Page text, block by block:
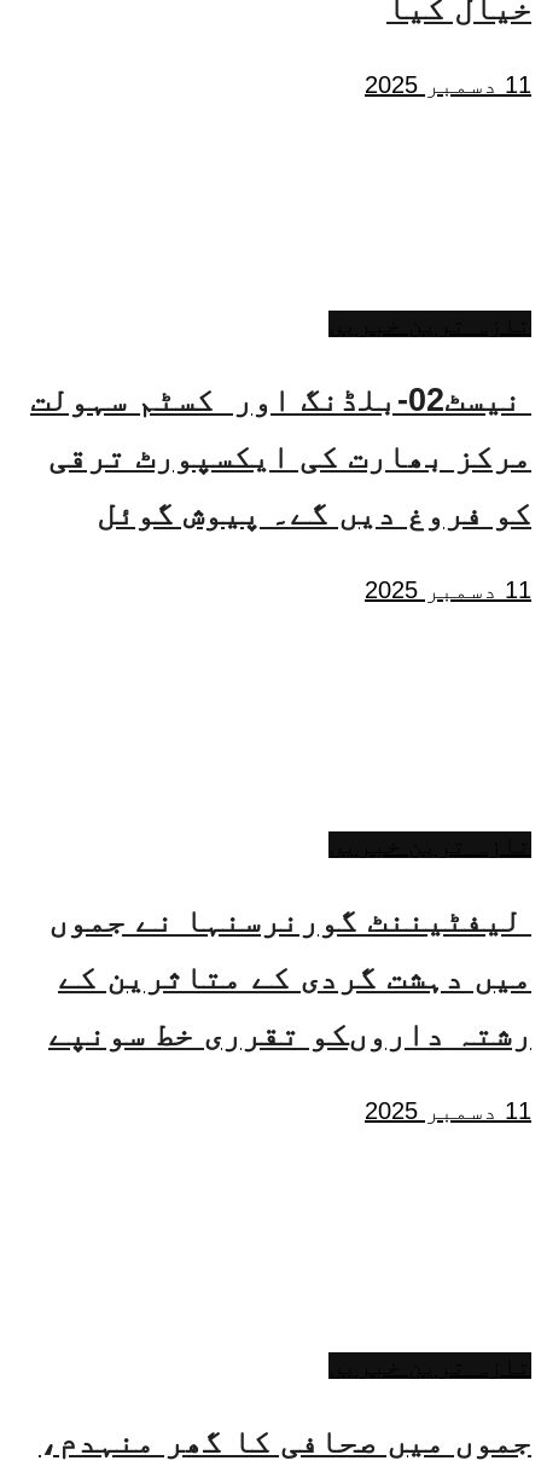
خیال کیا
11 دسمبر 2025
نیسٹ02-بلڈنگ اور کسٹم سہولت
مرکز بھارت کی ایکسپورٹ ترقی
کو فروغ دیں گے۔ پیوش گوئل
11 دسمبر 2025
لیفٹیننٹ گورنرسنہا نے جموں
میں دہشت گردی کے متاثرین کے
رشتہ داروںکو تقرری خط سونپے
11 دسمبر 2025
جموں میں صحافی کا گھر منہدم،